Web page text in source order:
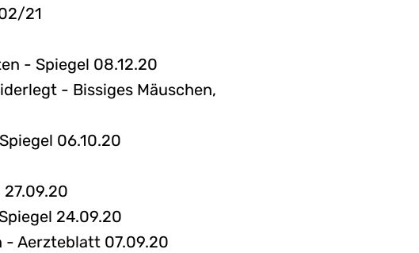
21
- Spiegel 08.12.20
- Bissiges Mäuschen,
06.10.20
24.09.20
- Aerzteblatt 07.09.20